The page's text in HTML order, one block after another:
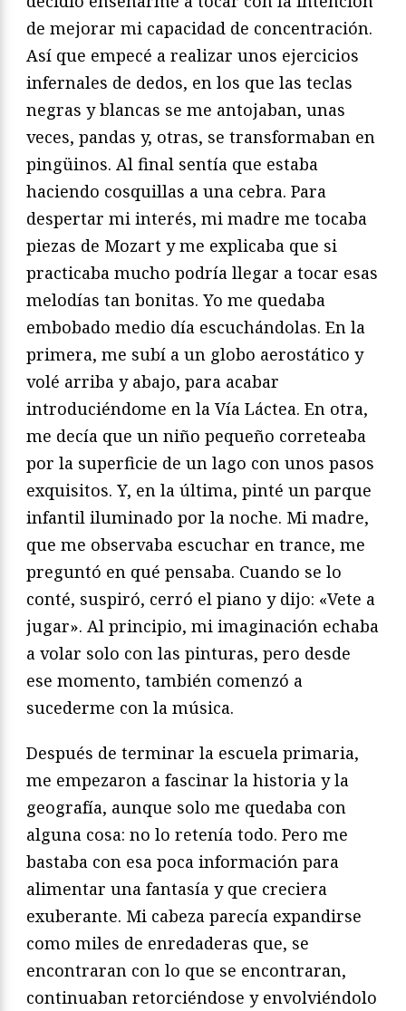
de mejorar mi capacidad de concentración.
Así que empecé a realizar unos ejercicios
infernales de dedos, en los que las teclas
negras y blancas se me antojaban, unas
veces, pandas y, otras, se transformaban en
pingüinos. Al final sentía que estaba
haciendo cosquillas a una cebra. Para
despertar mi interés, mi madre me tocaba
piezas de Mozart y me explicaba que si
practicaba mucho podría llegar a tocar esas
melodías tan bonitas. Yo me quedaba
embobado medio día escuchándolas. En la
primera, me subí a un globo aerostático y
volé arriba y abajo, para acabar
introduciéndome en la Vía Láctea. En otra,
me decía que un niño pequeño correteaba
por la superficie de un lago con unos pasos
exquisitos. Y, en la última, pinté un parque
infantil iluminado por la noche. Mi madre,
que me observaba escuchar en trance, me
preguntó en qué pensaba. Cuando se lo
conté, suspiró, cerró el piano y dijo: «Vete a
jugar». Al principio, mi imaginación echaba
a volar solo con las pinturas, pero desde
ese momento, también comenzó a
sucederme con la música.
Después de terminar la escuela primaria,
me empezaron a fascinar la historia y la
geografía, aunque solo me quedaba con
alguna cosa: no lo retenía todo. Pero me
bastaba con esa poca información para
alimentar una fantasía y que creciera
exuberante. Mi cabeza parecía expandirse
como miles de enredaderas que, se
encontraran con lo que se encontraran,
continuaban retorciéndose y envolviéndolo